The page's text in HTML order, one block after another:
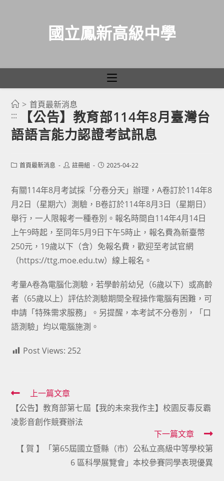
國立鳳新高級中學
> 首頁最新消息
:::
【公告】教育部114年8月臺灣台
語語言能力認證考試訊息
Post首頁最新消息
Post註冊組
Post2025-04-22
有關114年8月考試採「分卷分天」辦理，A卷訂於114年8
月2日（星期六）測驗，B卷訂於114年8月3日（星期日）
舉行，一人限報考一種卷別。報名時間自114年4月14日
上午9時起，至同年5月9日下午5時止，報名費為新臺幣
250元，19歲以下（含）免報名費，歡迎至考試官網
（https://ttg.moe.edu.tw）線上報名。
考量A卷為電腦化測驗，若學齡前幼兒（6歲以下）或高齡
者（65歲以上）評估於測驗期間全程操作電腦有困難，可
申請「特殊需求服務」。另提醒，本考試不分卷別，「口
語測驗」均以電腦施測。
Post Views: 252
Read
more
articles
上一篇文章
【公告】教育部第七屆【我的未來我作主】校園反毒反霸
凌影音創作競賽辦法
下一篇文章
【 賀 】「第65屆國立暨縣（市）公私立高級中等學校第
6 區科學展覽會」本校參賽同學表現優異